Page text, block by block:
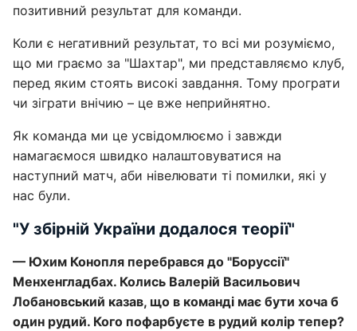
позитивний результат для команди.
Коли є негативний результат, то всі ми розуміємо,
що ми граємо за "Шахтар", ми представляємо клуб,
перед яким стоять високі завдання. Тому програти
чи зіграти внічию – це вже неприйнятно.
Як команда ми це усвідомлюємо і завжди
намагаємося швидко налаштовуватися на
наступний матч, аби нівелювати ті помилки, які у
нас були.
"У збірній України додалося теорії"
— Юхим Конопля перебрався до "Боруссії"
Менхенгладбах. Колись Валерій Васильович
Лобановський казав, що в команді має бути хоча б
один рудий. Кого пофарбуєте в рудий колір тепер?